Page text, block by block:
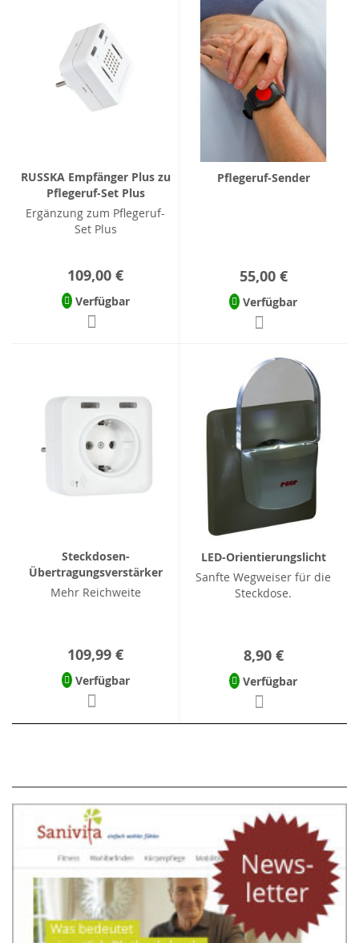
RUSSKA Empfänger Plus zu
Pflegeruf-Set Plus
Ergänzung zum Pflegeruf-
Set Plus
109,00 €
Verfügbar
Pflegeruf-Sender
55,00 €
Verfügbar
Steckdosen-
Übertragungsverstärker
Mehr Reichweite
109,99 €
Verfügbar
LED-Orientierungslicht
Sanfte Wegweiser für die
Steckdose.
8,90 €
Verfügbar